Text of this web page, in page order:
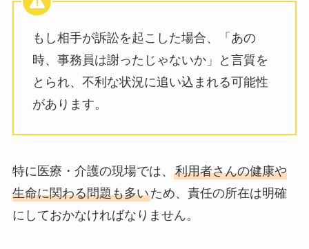
もし相手が訴訟を起こした場合、「あの
時、事務員は謝ったじゃないか」と言質を
とられ、不利な状況に追い込まれる可能性
があります。
特に医療・介護の現場では、 利用者さんの健康や
生命に関わる問題も多いため、責任の所在は明確
にしておかなければなりません。